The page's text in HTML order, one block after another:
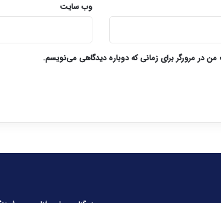
وب‌ سایت
در مرورگر برای زمانی که دوباره دیدگاهی می‌نویسم.